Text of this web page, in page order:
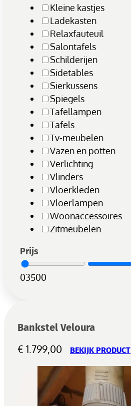
Kleine kastjes
Ladekasten
Relaxfauteuil
Salontafels
Schilderijen
Sidetables
Sierkussens
Spiegels
Tafellampen
Tafels
Tv-meubelen
Vazen en potten
Verlichting
Vlinders
Vloerkleden
Vloerlampen
Woonaccessoires
Zitmeubelen
Prijs
03500
Bankstel Veloura
€ 1.799,00 BEKIJK PRODUCT